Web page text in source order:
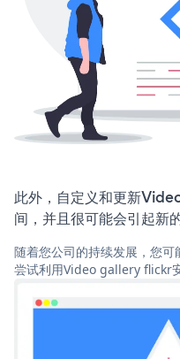
此外，自定义和更新
间，并且很可能会引起新
随着您公司的持续发展，您
尝试利用Video gallery flickr安